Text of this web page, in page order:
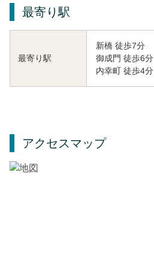
最寄り駅
最寄り駅
新橋 徒歩7分
御成門 徒歩6分
内幸町 徒歩4分
アクセスマップ